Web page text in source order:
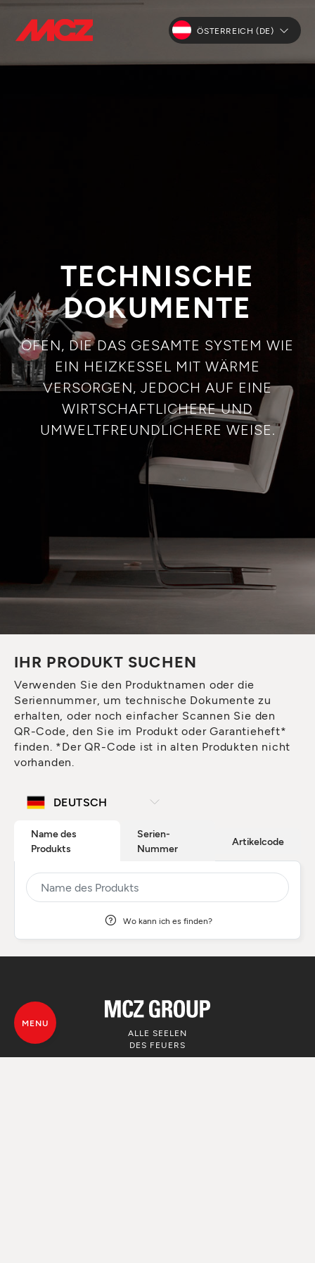
ÖSTERREICH (DE)
TECHNISCHE
DOKUMENTE
ÖFEN, DIE DAS GESAMTE SYSTEM WIE
EIN HEIZKESSEL MIT WÄRME
VERSORGEN, JEDOCH AUF EINE
WIRTSCHAFTLICHERE UND
UMWELTFREUNDLICHERE WEISE.
IHR PRODUKT SUCHEN
Verwenden Sie den Produktnamen oder die
Seriennummer, um technische Dokumente zu
erhalten, oder noch einfacher Scannen Sie den
QR-Code, den Sie im Produkt oder Garantieheft*
finden. *Der QR-Code ist in alten Produkten nicht
vorhanden.
Name des
Produkts
Serien-
Nummer
Artikelcode
Wo kann ich es finden?
ALLE SEELEN
DES FEUERS
MENU